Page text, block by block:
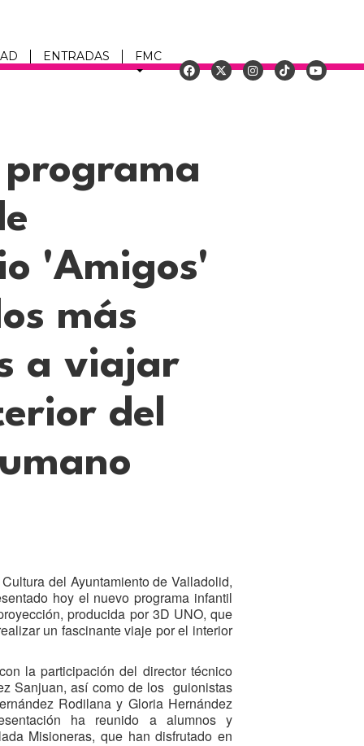
ENTRADAS FMC
programa
'Amigos'
más
a viajar
del
del Ayuntamiento de Valladolid,
hoy el nuevo programa infantil
producida por 3D UNO, que
un fascinante viaje por el interior
la participación del director técnico
Sanjuan, así como de los guionistas
Rodilana y Gloria Hernández
ha reunido a alumnos y
Misioneras, que han disfrutado en